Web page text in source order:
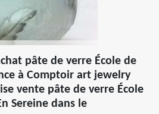
pâte de verre École de
à Comptoir art jewelry
vente pâte de verre École
Sereine dans le